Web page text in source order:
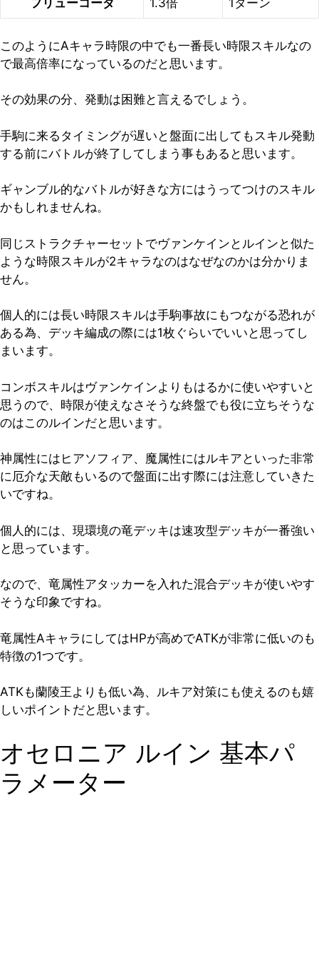
フリューコーダ 1.3倍 1ターン
このようにAキャラ時限の中でも一番長い時限スキルなの
で最高倍率になっているのだと思います。
その効果の分、発動は困難と言えるでしょう。
手駒に来るタイミングが遅いと盤面に出してもスキル発動
する前にバトルが終了してしまう事もあると思います。
ギャンブル的なバトルが好きな方にはうってつけのスキル
かもしれませんね。
同じストラクチャーセットでヴァンケインとルインと似た
ような時限スキルが2キャラなのはなぜなのかは分かりま
せん。
個人的には長い時限スキルは手駒事故にもつながる恐れが
ある為、デッキ編成の際には1枚ぐらいでいいと思ってし
まいます。
コンボスキルはヴァンケインよりもはるかに使いやすいと
思うので、時限が使えなさそうな終盤でも役に立ちそうな
のはこのルインだと思います。
神属性にはヒアソフィア、魔属性にはルキアといった非常
に厄介な天敵もいるので盤面に出す際には注意していきた
いですね。
個人的には、現環境の竜デッキは速攻型デッキが一番強い
と思っています。
なので、竜属性アタッカーを入れた混合デッキが使いやす
そうな印象ですね。
竜属性AキャラにしてはHPが高めでATKが非常に低いのも
特徴の1つです。
ATKも蘭陵王よりも低い為、ルキア対策にも使えるのも嬉
しいポイントだと思います。
オセロニア ルイン 基本パ
ラメーター